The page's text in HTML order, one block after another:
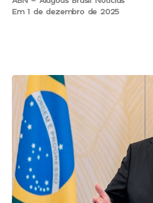
Em 1 de dezembro de 2025